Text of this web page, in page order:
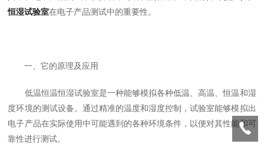
恒湿试验室在电子产品测试中的重要性。
一、它的原理及应用
低温恒温恒湿试验室是一种能够模拟各种低温、高温、恒温和湿
度环境的测试设备。通过精准的温度和湿度控制，试验室能够模拟出
电子产品在实际使用中可能遇到的各种环境条件，以便对其性能和可
靠性进行测试。